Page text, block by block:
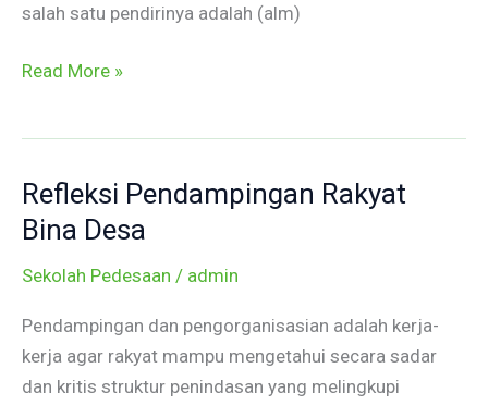
salah satu pendirinya adalah (alm)
Read More »
Refleksi Pendampingan Rakyat
Bina Desa
Sekolah Pedesaan / admin
Pendampingan dan pengorganisasian adalah kerja-
kerja agar rakyat mampu mengetahui secara sadar
dan kritis struktur penindasan yang melingkupi
Refleksi
Pendampingan
Bina